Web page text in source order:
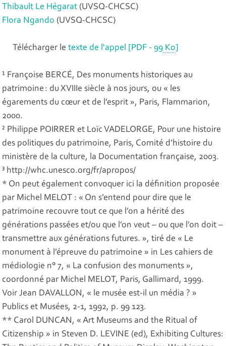
Thibault Le Hégarat (UVSQ-CHCSC)
Flora Ngando (UVSQ-CHCSC)
Télécharger letexte de l'appel [PDF - 99 Ko]
¹ Françoise BERCÉ, Des monuments historiques au
patrimoine : du XVIIIe siècle à nos jours, ou « les
égarements du cœur et de l’esprit », Paris, Flammarion,
2000.
² Philippe POIRRER et Loïc VADELORGE, Pour une histoire
des politiques du patrimoine, Paris, Comité d’histoire du
ministère de la culture, la Documentation française, 2003.
³ http://whc.unesco.org/fr/apropos/
* On peut également convoquer ici la définition proposée
par Michel MELOT : « On s’entend pour dire que le
patrimoine recouvre tout ce que l’on a hérité des
générations passées et/ou que l’on veut – ou que l’on doit –
transmettre aux générations futures. », tiré de « Le
monument à l’épreuve du patrimoine » in Les cahiers de
médiologie n° 7, « La confusion des monuments »,
coordonné par Michel MELOT, Paris, Gallimard, 1999.
Voir Jean DAVALLON, « le musée est-il un média ? »
Publics et Musées, 2-1, 1992, p. 99 123.
** Carol DUNCAN, « Art Museums and the Ritual of
Citizenship » in Steven D. LEVINE (ed), Exhibiting Cultures: